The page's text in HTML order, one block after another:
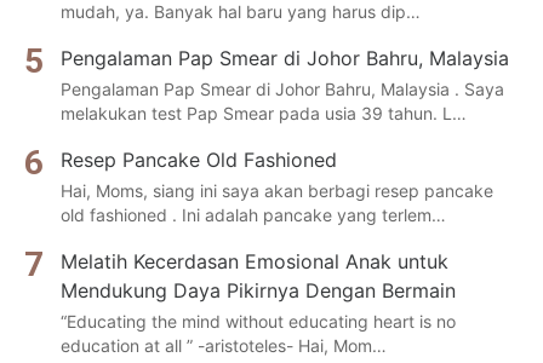
mudah, ya. Banyak hal baru yang harus dip…
Pengalaman Pap Smear di Johor Bahru, Malaysia
Pengalaman Pap Smear di Johor Bahru, Malaysia . Saya
melakukan test Pap Smear pada usia 39 tahun. L…
Resep Pancake Old Fashioned
Hai, Moms, siang ini saya akan berbagi resep pancake
old fashioned . Ini adalah pancake yang terlem…
Melatih Kecerdasan Emosional Anak untuk
Mendukung Daya Pikirnya Dengan Bermain
“Educating the mind without educating heart is no
education at all ” -aristoteles- Hai, Mom…